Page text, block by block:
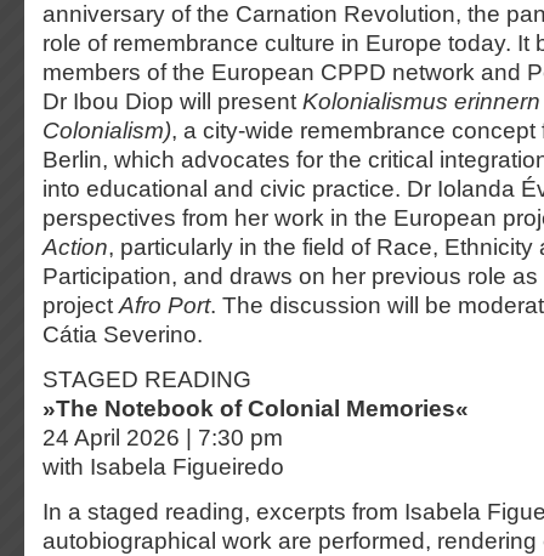
anniversary of the Carnation Revolution, the
role of remembrance culture in Europe today. It
members of the European CPPD network and
Dr Ibou Diop will present Kolonialismus
Colonialism), a city-wide remembrance concept
Berlin, which advocates for the critical
into educational and civic practice. Dr Iolanda
perspectives from her work in the European
Action, particularly in the field of Race, Ethnicity
Participation, and draws on her previous role
project Afro Port. The discussion will be
Cátia Severino.
STAGED READING
»The Notebook of Colonial Memories«
24 April 2026 | 7:30 pm
with Isabela Figueiredo
In a staged reading, excerpts from Isabela
autobiographical work are performed,